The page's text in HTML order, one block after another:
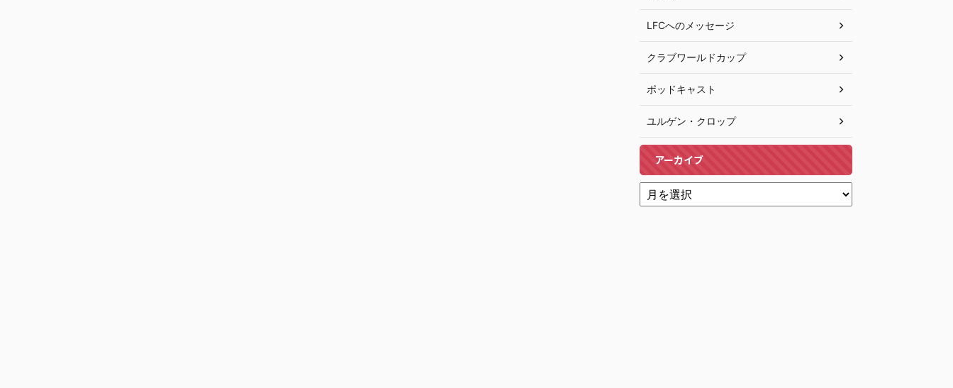
LFCへのメッセージ
クラブワールドカップ
ポッドキャスト
ユルゲン・クロップ
アーカイブ